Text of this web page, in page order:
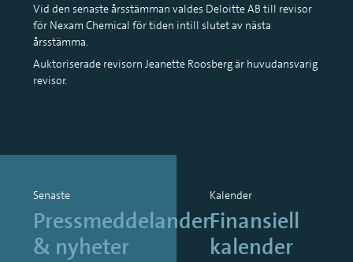
Valberedning
Styrelse
Koncernledning
Presentationer
Vid den senaste årsstämman valdes Deloitte AB till revisor
för Nexam Chemical för tiden intill slutet av nästa
årsstämma.
Auktoriserade revisorn Jeanette Roosberg är huvudansvarig
revisor.
Senaste
Pressmeddelanden
& nyheter
Kalender
Finansiell
kalender